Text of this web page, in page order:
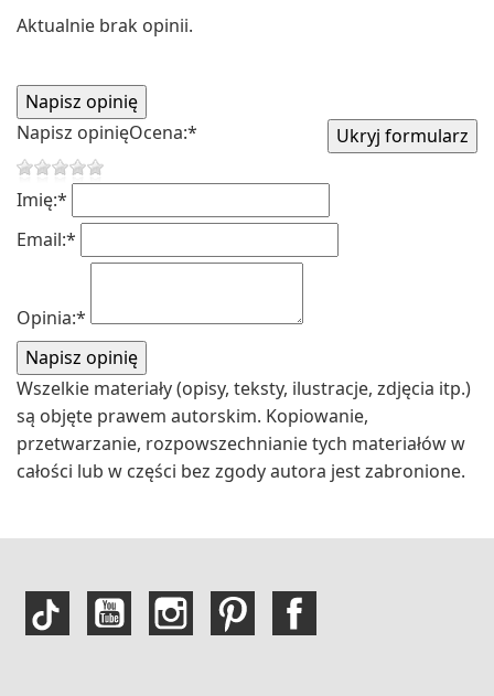
Aktualnie brak opinii.
Napisz opinięOcena:*
Imię:*
Email:*
Opinia:*
Wszelkie materiały (opisy, teksty, ilustracje, zdjęcia itp.)
są objęte prawem autorskim. Kopiowanie,
przetwarzanie, rozpowszechnianie tych materiałów w
całości lub w części bez zgody autora jest zabronione.